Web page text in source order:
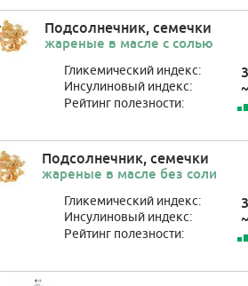
Подсолнечник, семечки
жареные в масле с солью
Гликемический индекс:
Инсулиновый индекс: ~
Рейтинг полезности:
Подсолнечник, семечки
жареные в масле без соли
Гликемический индекс:
Инсулиновый индекс: ~
Рейтинг полезности: